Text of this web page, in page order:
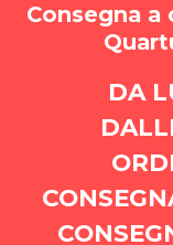
Consegna a
DA